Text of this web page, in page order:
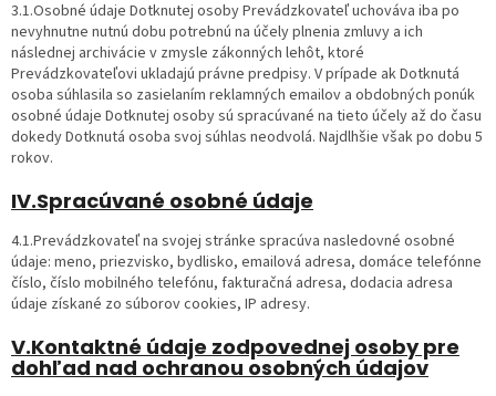
3.1.Osobné údaje Dotknutej osoby Prevádzkovateľ uchováva iba po
nevyhnutne nutnú dobu potrebnú na účely plnenia zmluvy a ich
následnej archivácie v zmysle zákonných lehôt, ktoré
Prevádzkovateľovi ukladajú právne predpisy. V prípade ak Dotknutá
osoba súhlasila so zasielaním reklamných emailov a obdobných ponúk
osobné údaje Dotknutej osoby sú spracúvané na tieto účely až do času
dokedy Dotknutá osoba svoj súhlas neodvolá. Najdlhšie však po dobu 5
rokov.
IV.Spracúvané osobné údaje
4.1.Prevádzkovateľ na svojej stránke spracúva nasledovné osobné
údaje: meno, priezvisko, bydlisko, emailová adresa, domáce telefónne
číslo, číslo mobilného telefónu, fakturačná adresa, dodacia adresa
údaje získané zo súborov cookies, IP adresy.
V.Kontaktné údaje zodpovednej osoby pre
dohľad nad ochranou osobných údajov